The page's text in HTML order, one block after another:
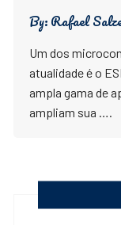
By:Rafael
Um dos
atualidade é o
ampla gama de
ampliam sua ….